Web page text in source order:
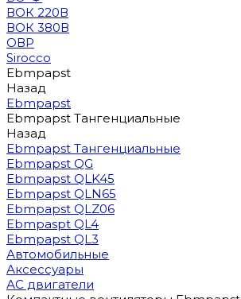
ВОК 220В
ВОК 380В
ОВР
Sirocco
Ebmpapst
Назад
Ebmpapst
Ebmpapst Тангенциальные
Назад
Ebmpapst Тангенциальные
Ebmpapst QG
Ebmpapst QLK45
Ebmpapst QLN65
Ebmpapst QLZ06
Ebmpaspt QL4
Ebmpapst QL3
Автомобильные
Аксессуары
АС двигатели